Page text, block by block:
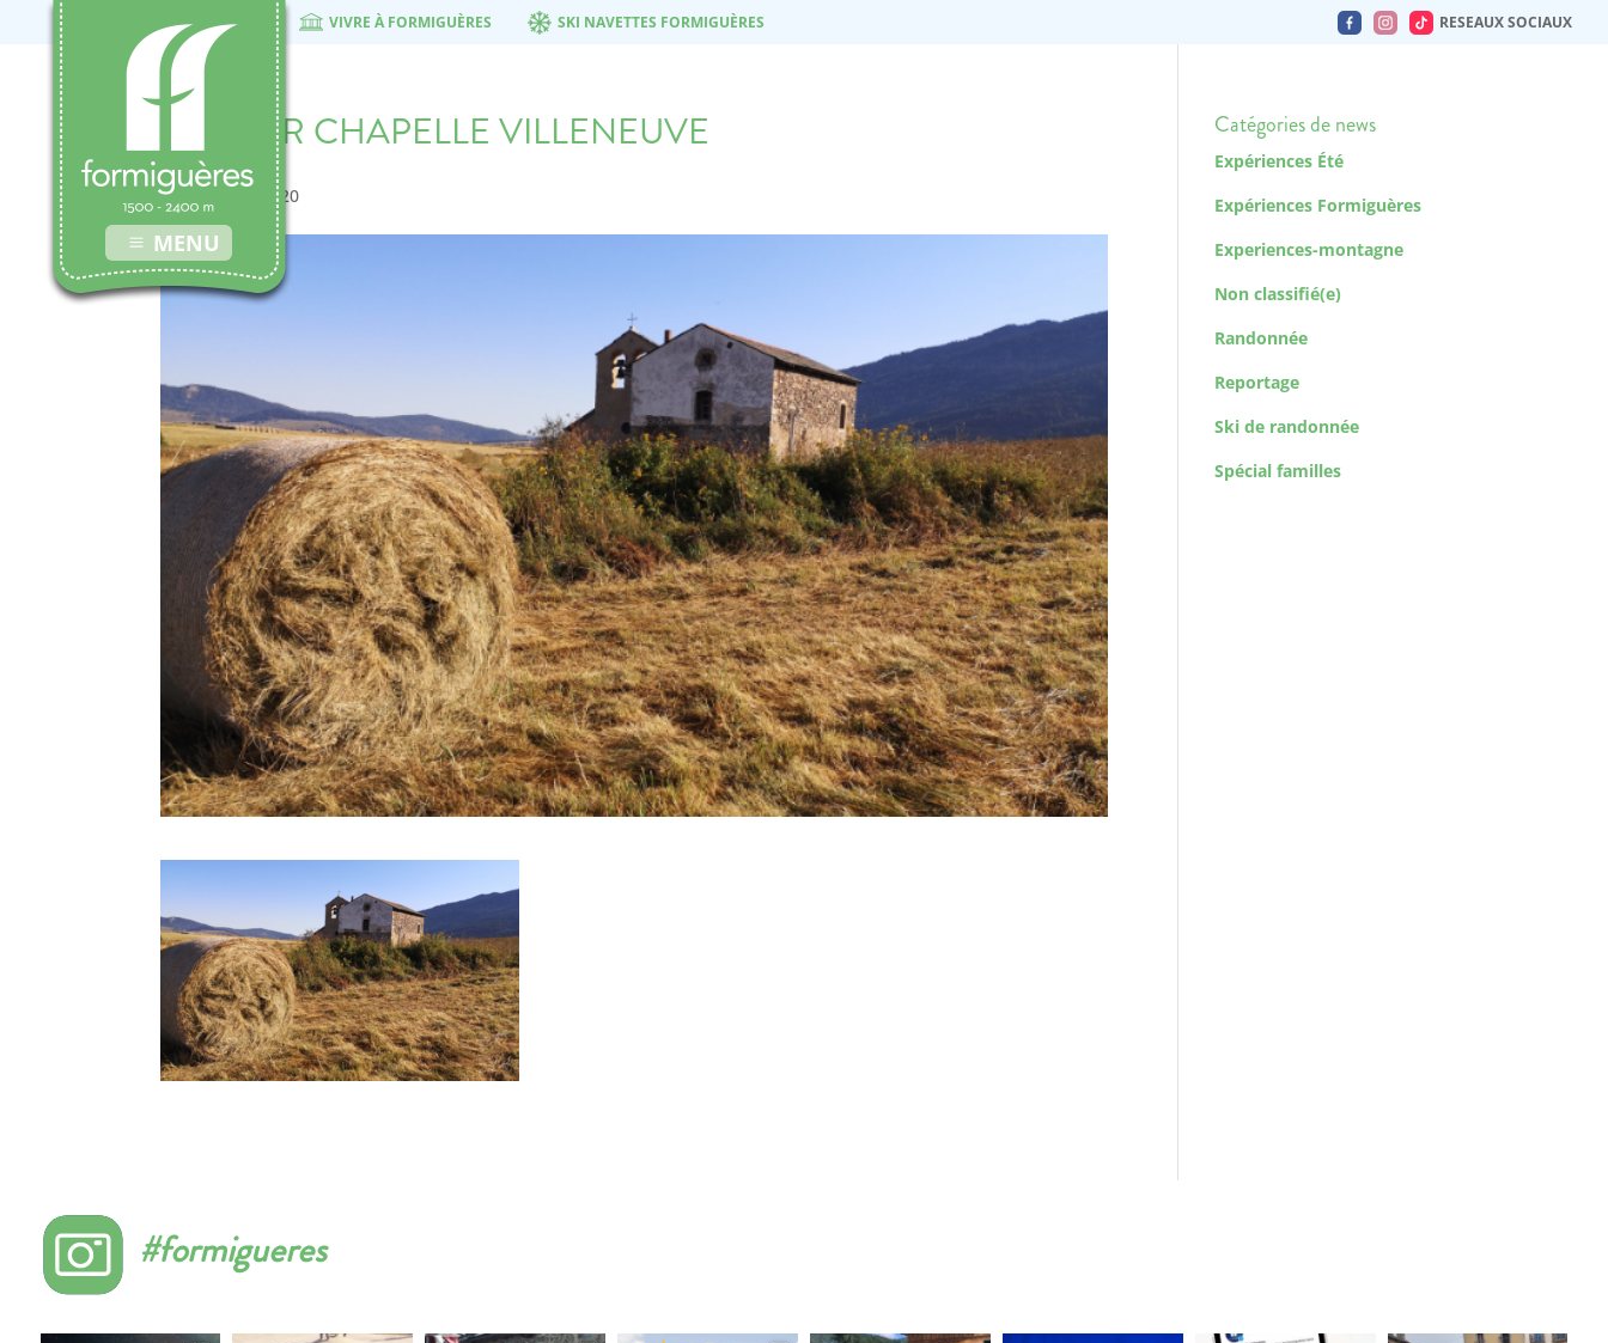
MENU
VIVRE À FORMIGUÈRES SKI NAVETTES FORMIGUÈRES RESEAUX SOCIAUX
HEADER CHAPELLE VILLENEUVE
7 décembre 2020
Catégories de news
Expériences Été
Expériences Formiguères
Experiences-montagne
Non classifié(e)
Randonnée
Reportage
Ski de randonnée
Spécial familles
#formigueres